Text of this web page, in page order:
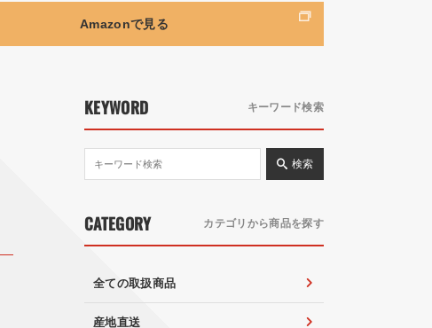
Amazonで見る
KEYWORD キーワード検索
検索
CATEGORY カテゴリから商品を探す
全ての取扱商品
産地直送